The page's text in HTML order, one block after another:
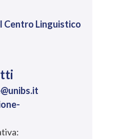
Centro Linguistico